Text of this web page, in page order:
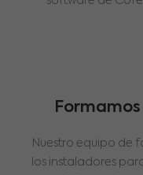
Formamos
Nuestro equipo de
los instaladores